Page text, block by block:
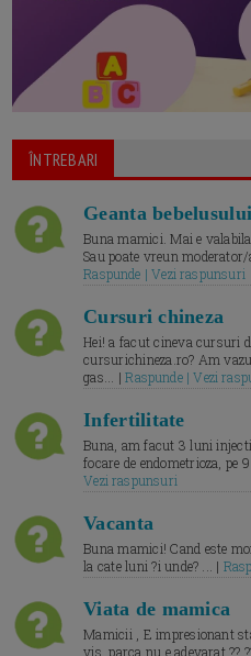
ÎNTREBARI
Geanta bebelusului
Buna mamici. Mai e
Sau poate vreun
Raspunde | Vezi raspunsuri
Cursuri chineza
Hei! a facut cineva cursuri
cursurichineza.ro? Am
gas... |Raspunde | Vezi
Infertilitate
Buna, am facut 3 luni
focare de endometrioza,
Vezi raspunsuri
Vacanta
Buna mamici! Cand este
la cate luni ?i unde? ... |
Viata de mamica
Mamicii , E impresionant
vis, parca nu e adevarat ??